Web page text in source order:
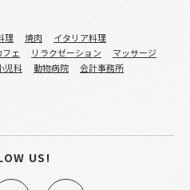
理 焼肉
イタリア料理
ェ リラクゼーション
マッサージ
児科 動物病院
会計事務所
US!